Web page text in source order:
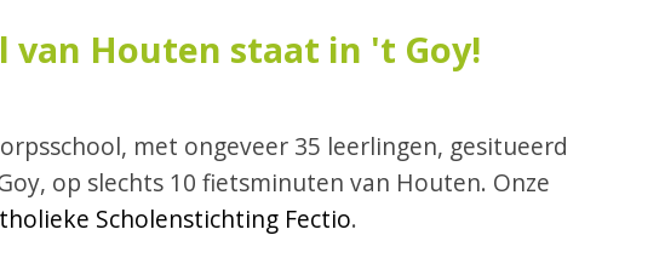
van Houten staat in 't Goy!
met ongeveer 35 leerlingen, gesitueerd
op slechts 10 fietsminuten van Houten. Onze
Scholenstichting Fectio.